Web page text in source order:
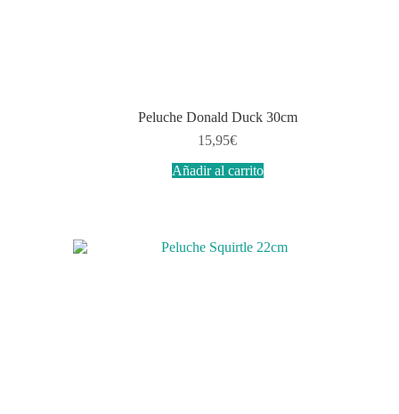
Peluche Donald Duck 30cm
15,95€
Añadir al carrito